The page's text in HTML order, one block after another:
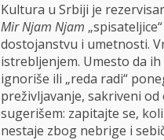
Kultura u Srbiji je
Mir Njam Njam
dostojanstvu i umetnosti.
istrebljenjem. Umesto da
ignoriše ili „reda radi“
preživljavanje, sakriveni
sugerišem: zapitajte se,
nestaje zbog nebrige i